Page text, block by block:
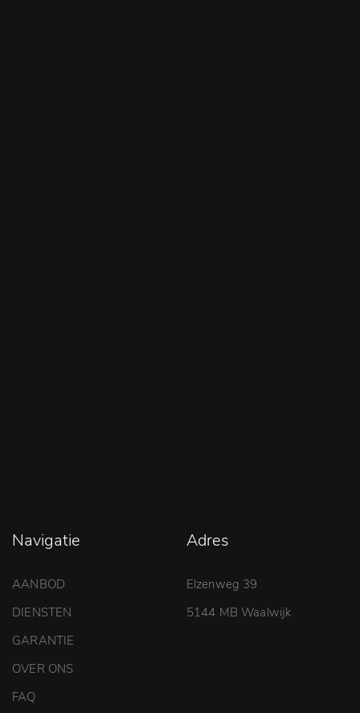
Navigatie
AANBOD
DIENSTEN
GARANTIE
OVER ONS
FAQ
Adres
Elzenweg 39
5144 MB Waalwijk